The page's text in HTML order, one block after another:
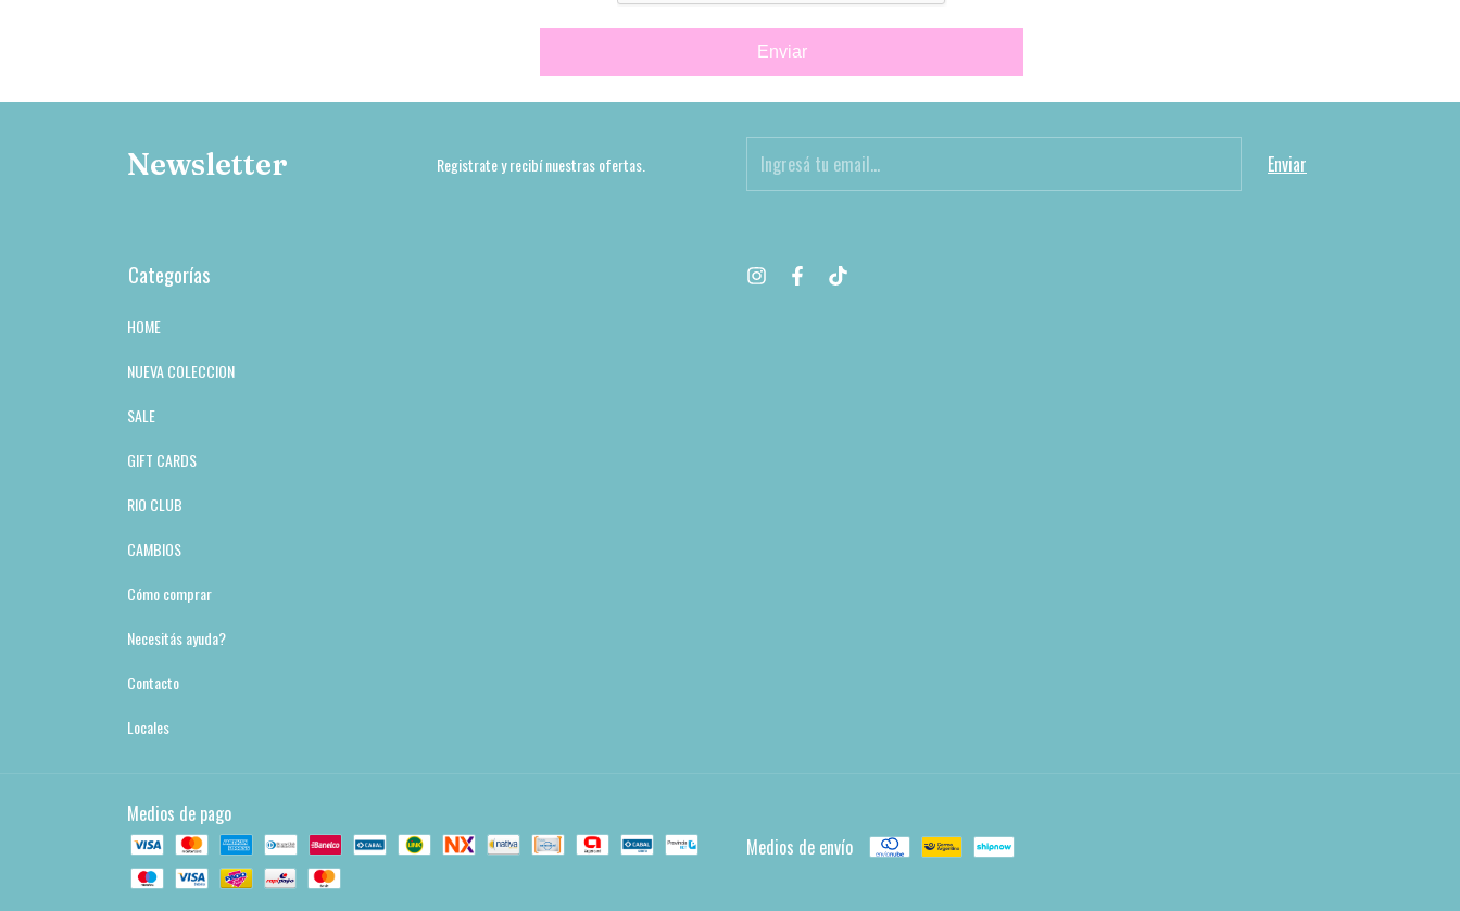
Enviar
Newsletter Registrate y recibí nuestras ofertas.
Categorías
HOME
NUEVA COLECCION
SALE
GIFT CARDS
RIO CLUB
CAMBIOS
Cómo comprar
Necesitás ayuda?
Contacto
Locales
Medios de pago
Medios de envío